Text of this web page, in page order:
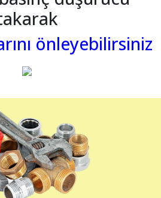
önleyebilirsiniz